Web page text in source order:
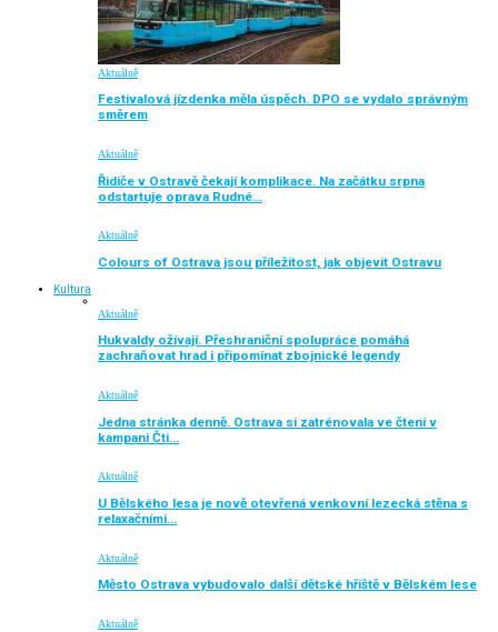
Aktuálně
Festivalová jízdenka měla úspěch. DPO se vydalo správným
směrem
Aktuálně
Řidiče v Ostravě čekají komplikace. Na začátku srpna
odstartuje oprava Rudné…
Aktuálně
Colours of Ostrava jsou příležitost, jak objevit Ostravu
Kultura
Aktuálně
Hukvaldy ožívají. Přeshraniční spolupráce pomáhá
zachraňovat hrad i připomínat zbojnické legendy
Aktuálně
Jedna stránka denně. Ostrava si zatrénovala ve čtení v
kampani Čti…
Aktuálně
U Bělského lesa je nově otevřená venkovní lezecká stěna s
relaxačními…
Aktuálně
Město Ostrava vybudovalo další dětské hřiště v Bělském lese
Aktuálně